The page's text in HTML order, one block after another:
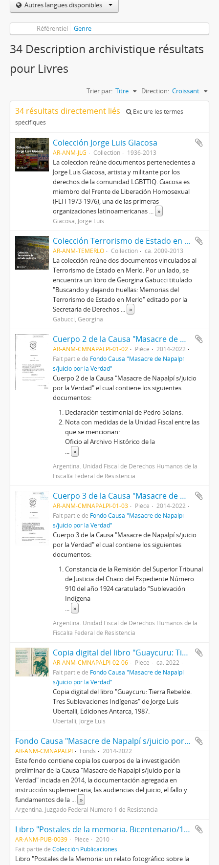
Autres langues disponibles
Référentiel Genre
34 Description archivistique résultats
pour Livres
Trier par: Titre Direction: Croissant
34 résultats directement liés
Exclure les termes
spécifiques
Colección Jorge Luis Giacosa
AR-ANM-JLG Collection 1936-2013
La coleccion reúne documentos pertenecientes a
Jorge Luis Giacosa, artista y militante por los
derechos de la comunidad LGBTTIQ. Giacosa es
miembro del Frente de Liberación Homosexual
(FLH 1973-1976), una de las primeras
organizaciones latinoamericanas ... »
Giacosa, Jorge Luis
Colección Terrorismo de Estado en Merlo
AR-ANM-TEMERLO Collection ca. 2009-2013
La colección reúne dos documentos vinculados al
Terrorismo de Estado en Merlo. Por un lado, se
encuentra un libro de Georgina Gabucci titulado
"Buscando y dejando huellas: Memorias del
Terrorismo de Estado en Merlo" editado por la
Secretaría de Derechos ... »
Gabucci, Georgina
Cuerpo 2 de la Causa "Masacre de Napalpí s/juicio por la Verdad"
AR-ANM-CMNAPALPI-01-02 Pièce
2014-2022
Fait partie de Fondo Causa "Masacre de Napalpí
s/juicio por la Verdad"
Cuerpo 2 de la Causa "Masacre de Napalpí s/juicio
por la Verdad" el cual contiene los siguientes
documentos:
Declaración testimonial de Pedro Solans.
Nota con medidas de la Unidad Fiscal entre las
que se mencionan:
Oficio al Archivo Histórico de la
... »
Argentina. Unidad Fiscal de Derechos Humanos de la
Fiscalía Federal de Resistencia
Cuerpo 3 de la Causa "Masacre de Napalpí s/juicio por la Verdad"
AR-ANM-CMNAPALPI-01-03 Pièce
2014-2022
Fait partie de Fondo Causa "Masacre de Napalpí
s/juicio por la Verdad"
Cuerpo 3 de la Causa "Masacre de Napalpí s/juicio
por la Verdad" el cual contiene los siguientes
documentos:
Constancia de la Remisión del Superior Tribunal
de Justicia del Chaco del Expediente Número
910 del año 1924 caratulado “Sublevación
Indígena
... »
Argentina. Unidad Fiscal de Derechos Humanos de la
Fiscalía Federal de Resistencia
Copia digital del libro "Guaycuru: Tierra Rebelde. Tres Sublevaciones Indígenas"
AR-ANM-CMNAPALPI-02-06 Pièce
ca. 2022
Fait partie de Fondo Causa "Masacre de Napalpí
s/juicio por la Verdad"
Copia digital del libro "Guaycuru: Tierra Rebelde.
Tres Sublevaciones Indígenas" de Jorge Luis
Ubertalli, Ediciones Antarca, 1987.
Ubertalli, Jorge Luis
Fondo Causa "Masacre de Napalpí s/juicio por la Verdad"
AR-ANM-CMNAPALPI Fonds 2014-2022
Este fondo contiene copia los cuerpos de la investigación
preliminar de la Causa "Masacre de Napalpí s/juicio por la
Verdad" inciada en 2014, la documentación agregada en
instrucción suplementaria, las audiencias del juicio, el fallo y
fundamentos de la ... »
Argentina. Juzgado Federal Número 1 de Resistencia
Libro "Postales de la memoria. Bicentenario/1810-2010"
AR-ANM-PUB-0039 Pièce
2010
Fait partie de Colección Publicaciones
Libro "Postales de la Memoria: un relato fotográfico sobre la